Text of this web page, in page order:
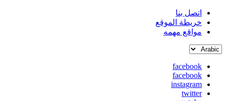
القائمة
العلوية
(header
top)
اتصل بنا
خريطة الموقع
مواقع مهمه
Select
language
social
media
facebook
facebook
instagram
twitter